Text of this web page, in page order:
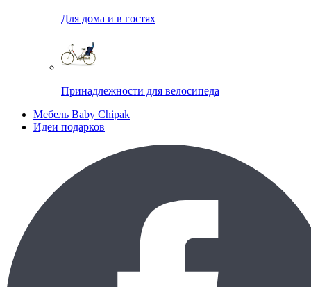
Для дома и в гостях
Принадлежности для велосипеда
Мебель Baby Chipak
Идеи подарков